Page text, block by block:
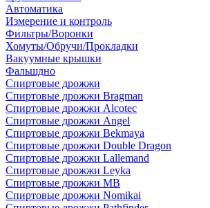
Автоматика
Измерение и контроль
Фильтры/Воронки
Хомуты/Обручи/Прокладки
Вакуумные крышки
Фальшдно
Спиртовые дрожжи
Спиртовые дрожжи Bragman
Спиртовые дрожжи Alcotec
Спиртовые дрожжи Angel
Спиртовые дрожжи Bekmaya
Спиртовые дрожжи Double Dragon
Спиртовые дрожжи Lallemand
Спиртовые дрожжи Leyka
Спиртовые дрожжи MB
Спиртовые дрожжи Nomikai